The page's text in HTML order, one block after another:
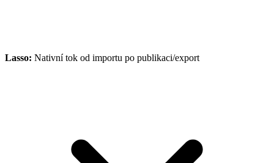
Lasso: Nativní tok od importu po publikaci/export